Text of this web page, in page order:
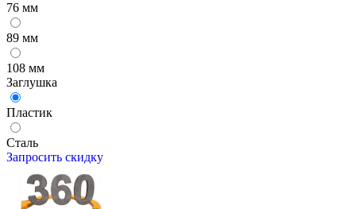
76 мм
89 мм
108 мм
Заглушка
Пластик
Сталь
Запросить скидку